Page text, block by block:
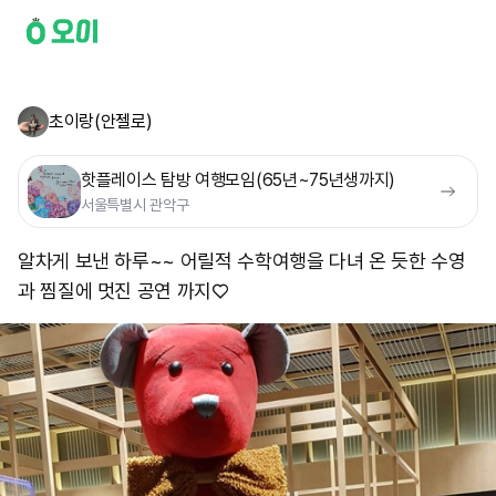
초이랑(안젤로)
핫플레이스 탐방 여행모임(65년~75년생까지)
서울특별시 관악구
알차게 보낸 하루~~ 어릴적 수학여행을 다녀 온 듯한 수영
과 찜질에 멋진 공연 까지♡​